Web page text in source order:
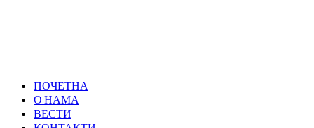
ПОЧЕТНА
О НАМА
ВЕСТИ